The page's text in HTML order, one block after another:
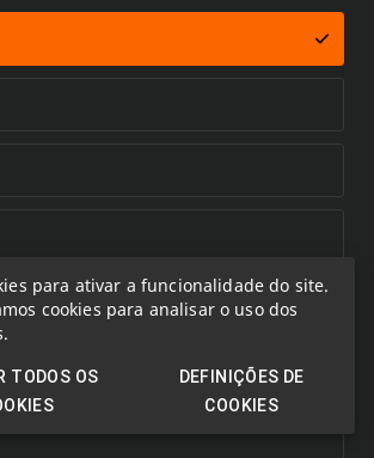
para ativar a funcionalidade do site.
cookies para analisar o uso dos
TODOS OS
DEFINIÇÕES DE
COOKIES
loading document